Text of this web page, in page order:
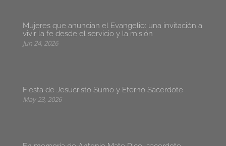
Mujeres que anuncian el Evangelio: una invitación a
vivir la fe desde el servicio y la misión
Jun 24, 2026
Fiesta de Jesucristo Sumo y Eterno Sacerdote
May 23, 2026